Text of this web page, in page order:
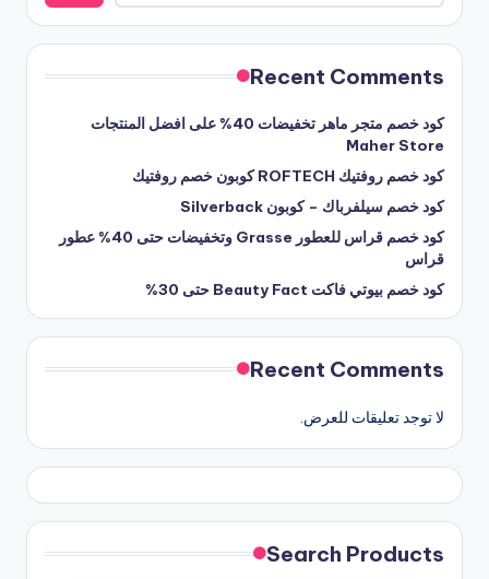
Recent Comments
كود خصم متجر ماهر تخفيضات 40% على افضل المنتجات
Maher Store
كود خصم روفتيك ROFTECH كوبون خصم روفتيك
كود خصم سيلفرباك – كوبون Silverback
كود خصم قراس للعطور Grasse وتخفيضات حتى 40% عطور
قراس
كود خصم بيوتي فاكت Beauty Fact حتى 30%
Recent Comments
لا توجد تعليقات للعرض.
Search Products